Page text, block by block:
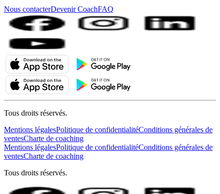
Nous contacterDevenir CoachFAQ
Tous droits réservés.
Mentions légalesPolitique de confidentialitéConditions générales de
ventesCharte de coaching
Mentions légalesPolitique de confidentialitéConditions générales de
ventesCharte de coaching
Tous droits réservés.